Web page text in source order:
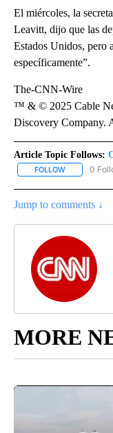
El miércoles, la
Leavitt, dijo que las
Estados Unidos, pero
específicamente”.
The-CNN-Wire
™ & © 2025 Cable
Discovery Company.
Article Topic Follows:
FOLLOW FOLLOW
0
Jump to comments ↓
MORE